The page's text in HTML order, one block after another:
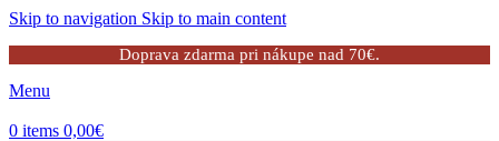
Skip to navigation Skip to main content
Doprava zdarma pri nákupe nad 70€.
Menu
0 items 0,00€